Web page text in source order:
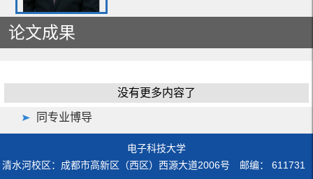
论文成果
没有更多内容了
同专业博导
电子科技大学
清水河校区：成都市高新区（西区）西源大道2006号 邮编： 611731